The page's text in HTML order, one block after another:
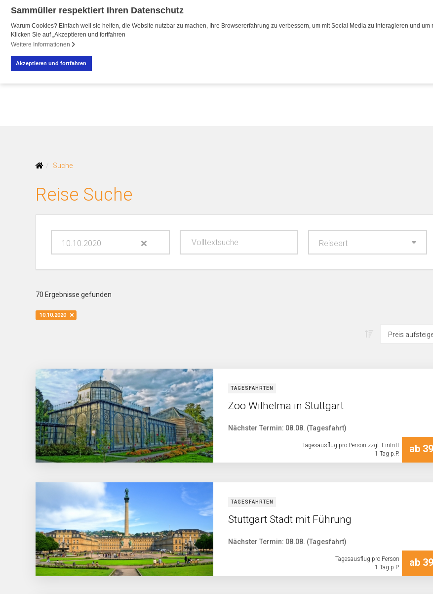
Sammüller respektiert Ihren Datenschutz
Warum Cookies? Einfach weil sie helfen, die Website nutzbar zu machen, Ihre Browsererfahrung zu verbessern, um mit Social Media zu interagieren und
Klicken Sie auf „Akzeptieren und fortfahren
Weitere Informationen
Akzeptieren und fortfahren
Suche
Reise Suche
10.10.2020 Reiseart
70 Ergebnisse gefunden
10.10.2020
TAGESFAHRTEN
Zoo Wilhelma in Stuttgart
Nächster Termin: 08.08. (Tagesfahrt)
Tagesausflug pro Person zzgl. Eintritt
1 Tag p.P.
ab
TAGESFAHRTEN
Stuttgart Stadt mit Führung
Nächster Termin: 08.08. (Tagesfahrt)
Tagesausflug pro Person
1 Tag p.P.
ab